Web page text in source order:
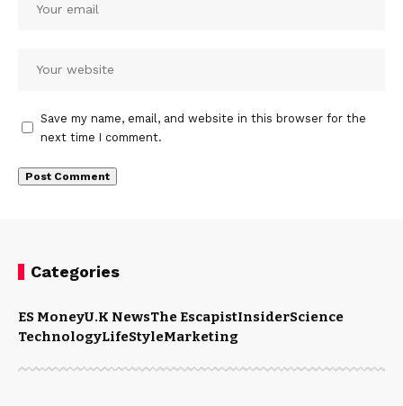
Save my name, email, and website in this browser for the
next time I comment.
Categories
ES MoneyU.K NewsThe EscapistInsiderScience
TechnologyLifeStyleMarketing